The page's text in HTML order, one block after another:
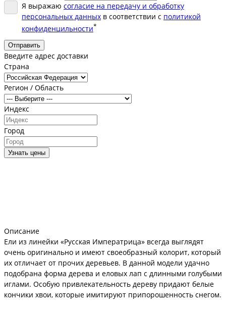
Я выражаю согласие на передачу и обработку
персональных данных в соответствии с политикой
конфиденцильности*
Отправить
Введите адрес доставки
Страна
Регион / Область
Индекс
Город
Узнать цены
Описание
Ели из линейки «Русская Императрица» всегда выглядят
очень оригинально и имеют своеобразный колорит, который
их отличает от прочих деревьев. В данной модели удачно
подобрана форма дерева и еловых лап с длинными голубыми
иглами. Особую привлекательность дереву придают белые
кончики хвои, которые имитируют припорошенность снегом.